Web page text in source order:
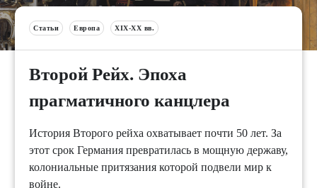
Статьи Европа XIX-XX вв.
Второй Рейх. Эпоха
прагматичного канцлера
История Второго рейха охватывает почти 50 лет. За
этот срок Германия превратилась в мощную державу,
колониальные притязания которой подвели мир к
войне.